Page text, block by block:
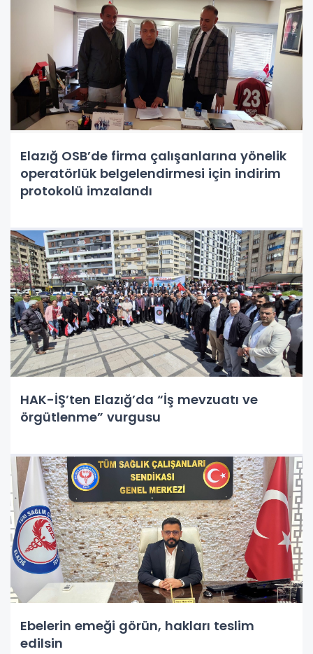
Elazığ OSB’de firma çalışanlarına yönelik
operatörlük belgelendirmesi için indirim
protokolü imzalandı
HAK-İŞ’ten Elazığ’da “İş mevzuatı ve
örgütlenme” vurgusu
Ebelerin emeği görün, hakları teslim
edilsin